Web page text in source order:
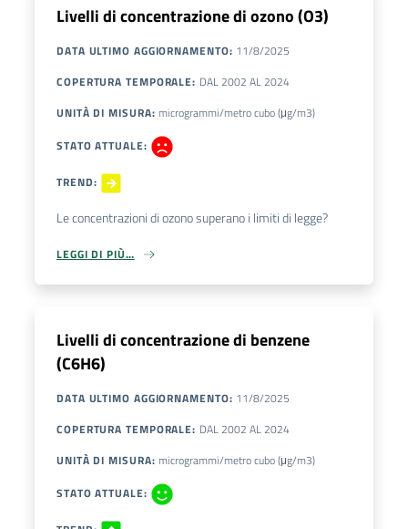
Livelli di concentrazione di ozono (O3)
DATA ULTIMO AGGIORNAMENTO: 11/8/2025
COPERTURA TEMPORALE: DAL 2002 AL 2024
UNITÀ DI MISURA: microgrammi/metro cubo (μg/m3)
STATO ATTUALE:
TREND:
Le concentrazioni di ozono superano i limiti di legge?
LEGGI DI PIÙ…
Livelli di concentrazione di benzene
(C6H6)
DATA ULTIMO AGGIORNAMENTO: 11/8/2025
COPERTURA TEMPORALE: DAL 2002 AL 2024
UNITÀ DI MISURA: microgrammi/metro cubo (μg/m3)
STATO ATTUALE: